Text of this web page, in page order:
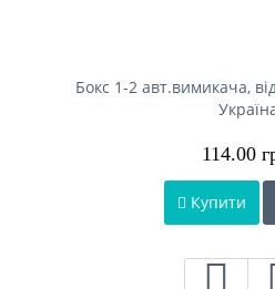
Бокс 1-2 авт.вимикача,
114.00
Купити